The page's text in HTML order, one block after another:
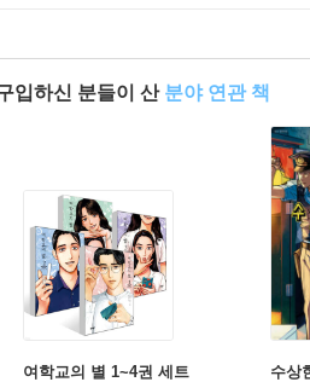
입하신 분들이 산 분야 연관 책
여학교의 별 1~4권 세트 수상